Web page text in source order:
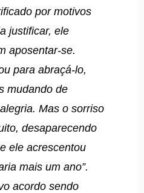
por motivos
justificar, ele
aposentar-se.
para abraçá-lo,
mudando de
Mas o sorriso
desaparecendo
ele acrescentou
mais um ano”.
acordo sendo